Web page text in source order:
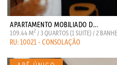
APARTAMENTO MOBILIADO D...
109.44 M2 / 3 QUARTOS (1 SUITE) / 2
RU: 10021 - CONSOLAÇÃO